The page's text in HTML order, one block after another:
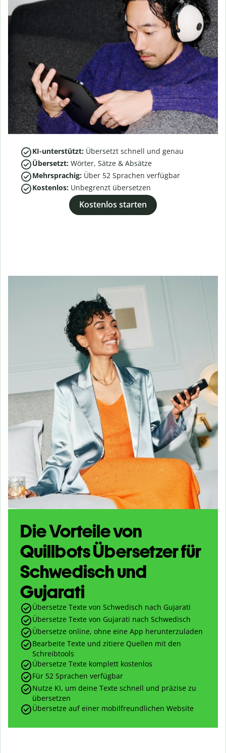
KI-unterstützt: Übersetzt schnell und genau
Übersetzt: Wörter, Sätze & Absätze
Mehrsprachig: Über 52 Sprachen verfügbar
Kostenlos: Unbegrenzt übersetzen
Kostenlos starten
Die Vorteile von
Quillbots Übersetzer für
Schwedisch und
Gujarati
Übersetze Texte von Schwedisch nach Gujarati
Übersetze Texte von Gujarati nach Schwedisch
Übersetze online, ohne eine App herunterzuladen
Bearbeite Texte und zitiere Quellen mit den
Schreibtools
Übersetze Texte komplett kostenlos
Für 52 Sprachen verfügbar
Nutze KI, um deine Texte schnell und präzise zu
übersetzen
Übersetze auf einer mobilfreundlichen Website